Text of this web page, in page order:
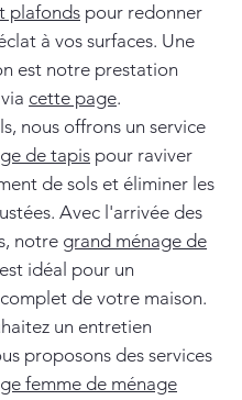
plafonds pour redonner
à vos surfaces. Une
est notre prestation
cette page.
nous offrons un service
de tapis pour raviver
de sols et éliminer les
Avec l'arrivée des
notre grand ménage de
est idéal pour un
de votre maison.
un entretien
proposons des services
femme de ménage